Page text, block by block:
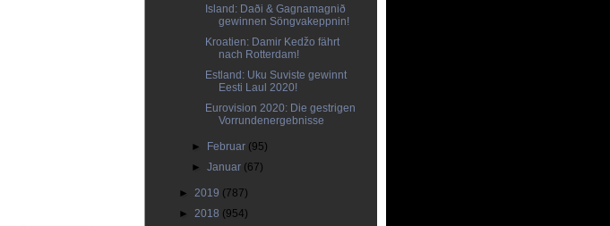
Island: Daði & Gagnamagnið
gewinnen Söngvakeppnin!
Kroatien: Damir Kedžo fährt
nach Rotterdam!
Estland: Uku Suviste gewinnt
Eesti Laul 2020!
Eurovision 2020: Die gestrigen
Vorrundenergebnisse
► Februar (95)
►Januar (67)
► 2019 (787)
► 2018 (954)